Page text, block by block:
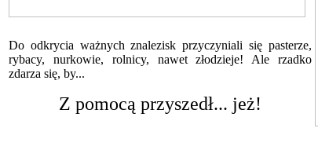
Do odkrycia ważnych znalezisk przyczyniali się pasterze,
rybacy, nurkowie, rolnicy, nawet złodzieje! Ale rzadko
zdarza się, by...
Z pomocą przyszedł... jeż!